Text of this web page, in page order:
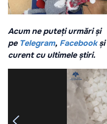
Acum ne puteți urmări și
pe Telegram, Facebook și
curent cu ultimele știri.